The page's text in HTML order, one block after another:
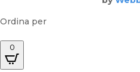
Ordina per
0